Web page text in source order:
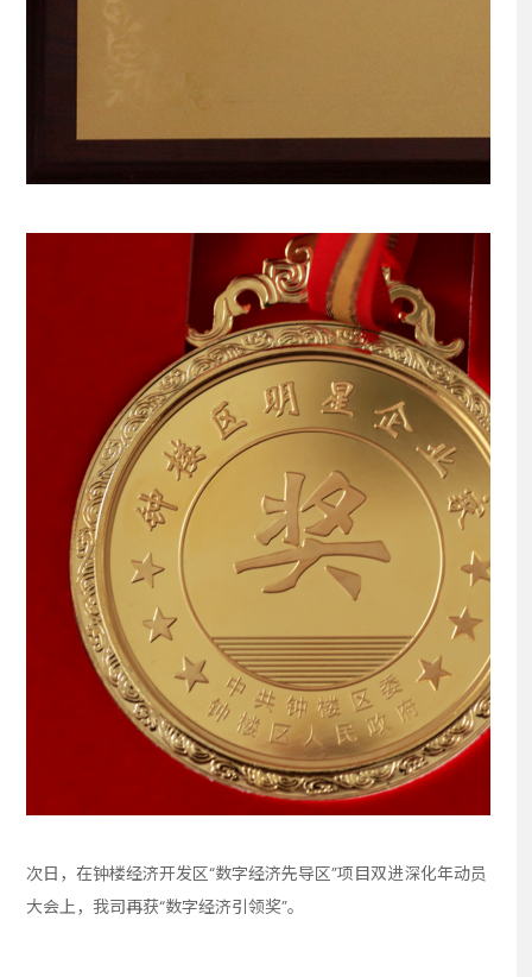
次日，在钟楼经济开发区“数字经济先导区”项目双进深化年动员
大会上，我司再获“数字经济引领奖”。